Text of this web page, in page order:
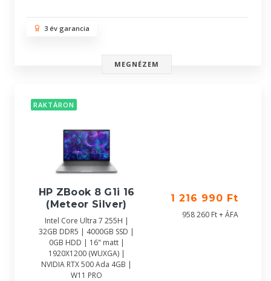
3 év garancia
MEGNÉZEM
RAKTÁRON
HP ZBook 8 G1i 16
(Meteor Silver)
Intel Core Ultra 7 255H |
32GB DDR5 | 4000GB SSD |
0GB HDD | 16" matt |
1920X1200 (WUXGA) |
NVIDIA RTX 500 Ada 4GB |
W11 PRO
1 216 990 Ft
958 260 Ft + ÁFA